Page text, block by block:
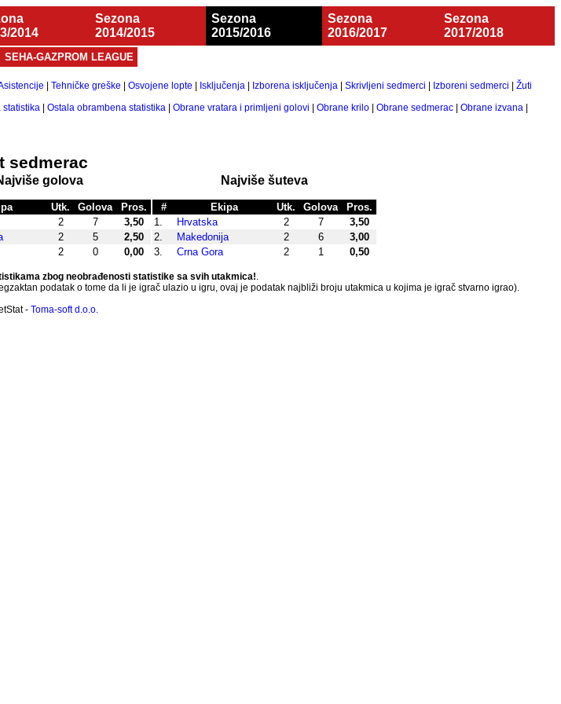
2014
Sezona
2014/2015
Sezona
2015/2016
Sezona
2016/2017
Sezona
2017/2018
SEHA-GAZPROM LEAGUE
Tehničke greške Osvojene lopte Isključenja Izborena isključenja Skrivljeni sedmerci Izboreni sedmerci
Žuti
statistika Ostala obrambena statistika Obrane vratara i primljeni golovi Obrane krilo Obrane sedmerac Obrane izvana
sedmerac
golova
Utk. Golova
Pros.
2 7
3,50
2 5
2,50
2 0 0,00
Najviše šuteva
# Ekipa Utk. Golova
Pros.
1.
Hrvatska 2 7
3,50
2.
Makedonija 2 6
3,00
3.
Crna Gora 2 1 0,50
zbog neobrađenosti statistike sa svih utakmica!.
podatak o tome da li je igrač ulazio u igru, ovaj je podatak najbliži broju utakmica u kojima je igrač stvarno igrao).
- Toma-soft d.o.o.